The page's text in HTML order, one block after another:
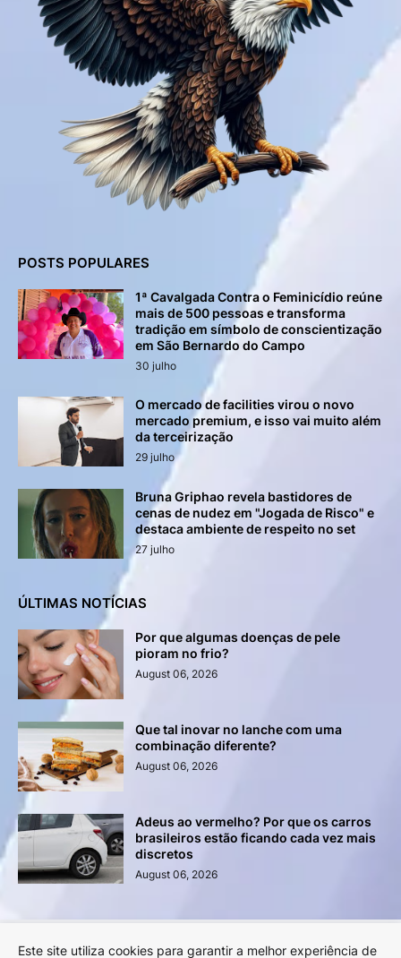
POSTS POPULARES
1ª Cavalgada Contra o Feminicídio reúne
mais de 500 pessoas e transforma
tradição em símbolo de conscientização
em São Bernardo do Campo
30 julho
O mercado de facilities virou o novo
mercado premium, e isso vai muito além
da terceirização
29 julho
Bruna Griphao revela bastidores de
cenas de nudez em "Jogada de Risco" e
destaca ambiente de respeito no set
27 julho
ÚLTIMAS NOTÍCIAS
Por que algumas doenças de pele
pioram no frio?
August 06, 2026
Que tal inovar no lanche com uma
combinação diferente?
August 06, 2026
Adeus ao vermelho? Por que os carros
brasileiros estão ficando cada vez mais
discretos
August 06, 2026
Este site utiliza cookies para garantir a melhor experiência de